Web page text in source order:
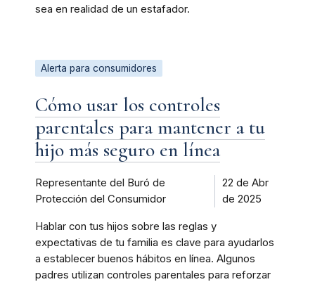
sea en realidad de un estafador.
Alerta para consumidores
Cómo usar los controles
parentales para mantener a tu
hijo más seguro en línea
Representante del Buró de
Protección del Consumidor
22 de Abr
de 2025
Hablar con tus hijos sobre las reglas y
expectativas de tu familia es clave para ayudarlos
a establecer buenos hábitos en línea. Algunos
padres utilizan controles parentales para reforzar